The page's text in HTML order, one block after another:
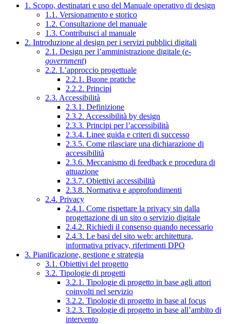
1. Scopo, destinatari e uso del Manuale operativo di design
1.1. Versionamento e storico
1.2. Consultazione del manuale
1.3. Contribuisci al manuale
2. Introduzione al design per i servizi pubblici digitali
2.1. Design per l’amministrazione digitale (e-
government)
2.2. L’approccio progettuale
2.2.1. Buone pratiche
2.2.2. Principi
2.3. Accessibilità
2.3.1. Definizione
2.3.2. Accessibilità by design
2.3.3. Principi per l’accessibilità
2.3.4. Linee guida e criteri di successo
2.3.5. Come rilasciare una dichiarazione di
accessibilità
2.3.6. Meccanismo di feedback e procedura di
attuazione
2.3.7. Obiettivi accessibilità
2.3.8. Normativa e approfondimenti
2.4. Privacy
2.4.1. Come rispettare la privacy sin dalla
progettazione di un sito o servizio digitale
2.4.2. Richiedi il consenso quando necessario
2.4.3. Le basi del sito web: architettura,
informativa privacy, riferimenti DPO
3. Pianificazione, gestione e strategia
3.1. Obiettivi del progetto
3.2. Tipologie di progetti
3.2.1. Tipologie di progetto in base agli attori
coinvolti nel servizio
3.2.2. Tipologie di progetto in base al focus
3.2.3. Tipologie di progetto in base all’ambito di
intervento